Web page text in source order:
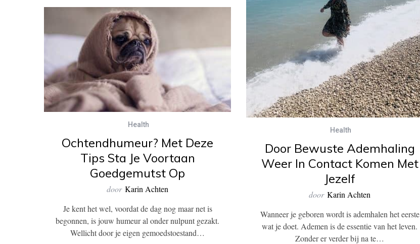
Health
Door Bewuste Ademhaling
Weer In Contact Komen Met
Jezelf
door Karin Achten
Wanneer je geboren wordt is ademhalen het eerste
wat je doet. Ademen is de essentie van het leven.
Zonder er verder bij na te…
Health
Ochtendhumeur? Met Deze
Tips Sta Je Voortaan
Goedgemutst Op
door Karin Achten
Je kent het wel, voordat de dag nog maar net is
begonnen, is jouw humeur al onder nulpunt gezakt.
Wellicht door je eigen gemoedstoestand…